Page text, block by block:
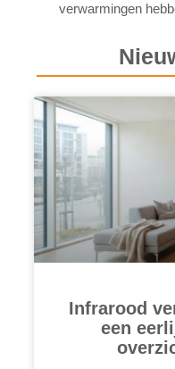
verwarmingen
Infrarood
een